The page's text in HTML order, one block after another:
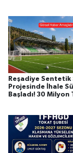
Reşadiye Sentetik
Projesinde İhale
Başladı! 30 Milyon